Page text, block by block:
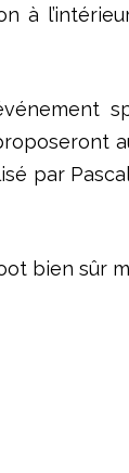
à
par
bien sûr